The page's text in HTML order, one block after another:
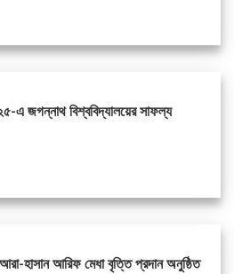
এ জগন্নাথ বিশ্ববিদ্যালয়ের সাফল্য
হাসান আরিফ মেধা বৃত্তি প্রদান অনুষ্ঠিত